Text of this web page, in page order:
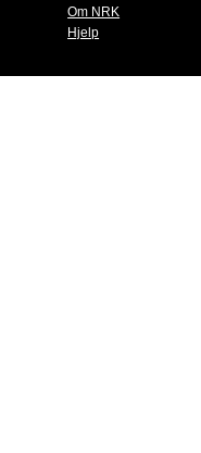
Om NRK
Hjelp